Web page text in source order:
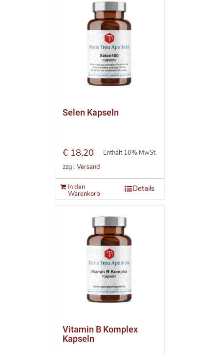
Selen Kapseln
€18,20
Enthält 10% MwSt.
zzgl. Versand
In den
Warenkorb
Details
Vitamin B Komplex
Kapseln